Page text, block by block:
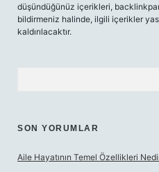
düşündüğünüz içerikleri,
bildirmeniz halinde, ilgili içerikler
kaldırılacaktır.
SON YORUMLAR
Aile Hayatının Temel Özellikleri